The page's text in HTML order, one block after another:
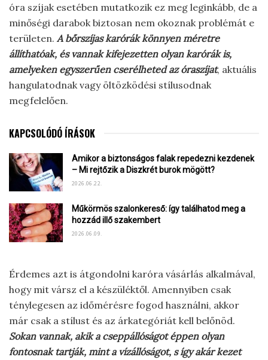
óra szíjak esetében mutatkozik ez meg leginkább, de a
minőségi darabok biztosan nem okoznak problémát e
területen. A bőrszíjas karórák könnyen méretre
állíthatóak, és vannak kifejezetten olyan karórák is,
amelyeken egyszerűen cserélheted az óraszíjat, aktuális
hangulatodnak vagy öltözködési stílusodnak
megfelelően.
KAPCSOLÓDÓ ÍRÁSOK
Amikor a biztonságos falak repedezni kezdenek
– Mi rejtőzik a Diszkrét burok mögött?
2026.06.22.
Műkörmös szalonkereső: így találhatod meg a
hozzád illő szakembert
2026.06.09.
Érdemes azt is átgondolni karóra vásárlás alkalmával,
hogy mit vársz el a készüléktől. Amennyiben csak
ténylegesen az időmérésre fogod használni, akkor
már csak a stílust és az árkategóriát kell belőnöd.
Sokan vannak, akik a cseppállóságot éppen olyan
fontosnak tartják, mint a vízállóságot, s így akár kezet